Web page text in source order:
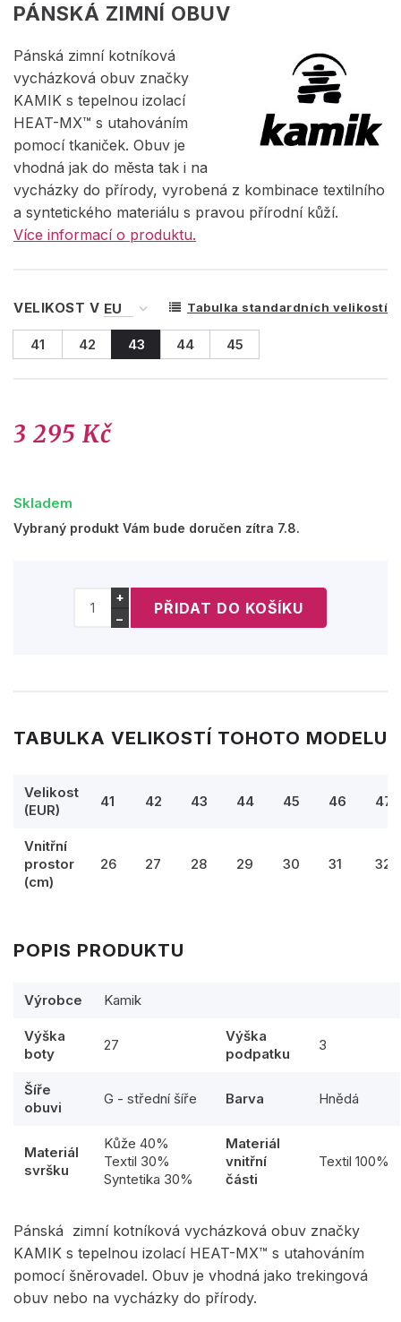
PÁNSKÁ ZIMNÍ OBUV
Pánská zimní kotníková
vycházková obuv značky
KAMIK s tepelnou izolací
HEAT-MX™ s utahováním
pomocí tkaniček. Obuv je
vhodná jak do města tak i na
vycházky do přírody, vyrobená z kombinace textilního
a syntetického materiálu s pravou přírodní kůží.
Více informací o produktu.
VELIKOST V Tabulka standardních velikostí
41 42 43 44 45
3 295 Kč
Skladem
Vybraný produkt Vám bude doručen zítra 7.8.
+
−
TABULKA VELIKOSTÍ TOHOTO MODELU
Velikost
(EUR)
41 42 43 44 45 46 47
Vnitřní
prostor
(cm)
26 27 28 29 30 31
POPIS PRODUKTU
Výrobce Kamik
Výška
boty
27
Výška
podpatku
3
Šíře
obuvi
G - střední šíře Barva Hnědá
Materiál
svršku
Kůže 40%
Textil 30%
Syntetika 30%
Materiál
vnitřní
části
Textil 100%
Pánská zimní kotníková vycházková obuv značky
KAMIK s tepelnou izolací HEAT-MX™ s utahováním
pomocí šněrovadel. Obuv je vhodná jako trekingová
obuv nebo na vycházky do přírody.